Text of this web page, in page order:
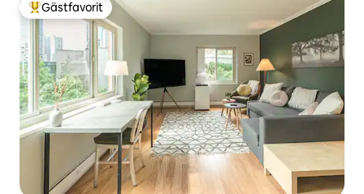
Populär gästfavorit
Gästfavorit